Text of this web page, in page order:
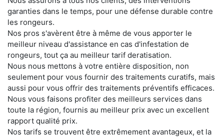
garanties dans le temps, pour une défense durable contre
les rongeurs.
Nos pros s'avèrent être à même de vous apporter le
meilleur niveau d'assistance en cas d'infestation de
rongeurs, tout ça au meilleur tarif deratisation.
Nous nous mettons à votre entière disposition, non
seulement pour vous fournir des traitements curatifs, mais
aussi pour vous offrir des traitements préventifs efficaces.
Nous vous faisons profiter des meilleurs services dans
toute la région, fournis au meilleur prix avec un excellent
rapport qualité prix.
Nos tarifs se trouvent être extrêmement avantageux, et la